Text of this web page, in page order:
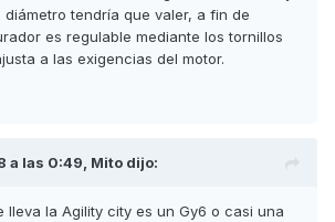
diámetro tendría que valer, a fin de
es regulable mediante los tornillos
a las exigencias del motor.
a las 0:49, Mito dijo:
lleva la Agility city es un Gy6 o casi una